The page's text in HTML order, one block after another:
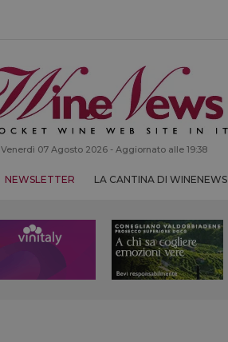
Venerdì 07 Agosto 2026 - Aggiornato alle 19:38
NEWSLETTER LA CANTINA DI WINENEWS